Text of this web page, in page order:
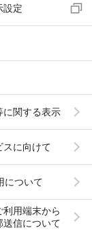
設定
に関する表示
スに向けて
について
利用端末から
送信について